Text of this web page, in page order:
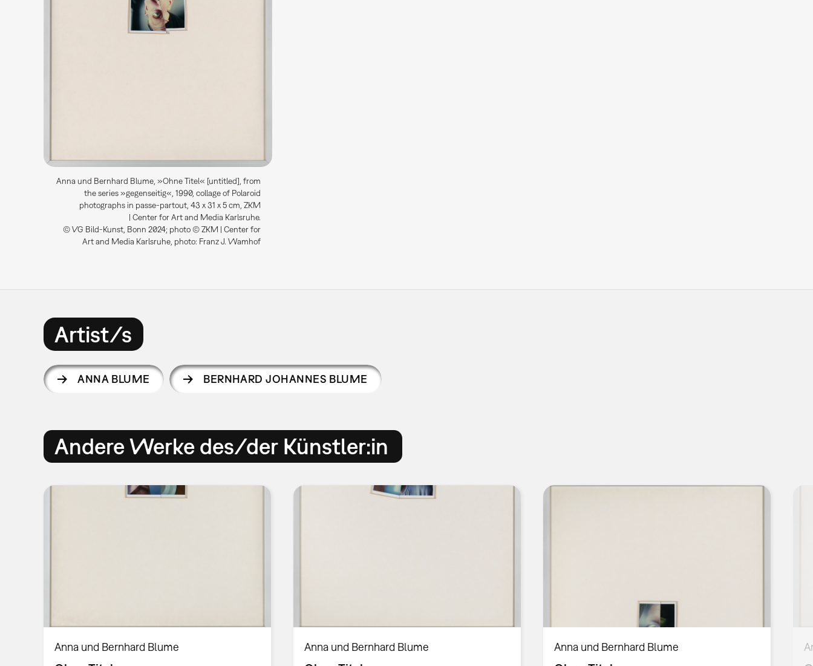
Anna und Bernhard Blume, »Ohne Titel« [untitled], from
the series »gegenseitig«, 1990, collage of Polaroid
photographs in passe-partout, 43 x 31 x 5 cm, ZKM
| Center for Art and Media Karlsruhe.
© VG Bild-Kunst, Bonn 2024; photo © ZKM | Center for
Art and Media Karlsruhe, photo: Franz J. Wamhof
Artist/s
ANNA BLUME BERNHARD JOHANNES BLUME
Andere Werke des/der Künstler:in
Anna und Bernhard Blume Anna und Bernhard Blume Anna und Bernhard Blume